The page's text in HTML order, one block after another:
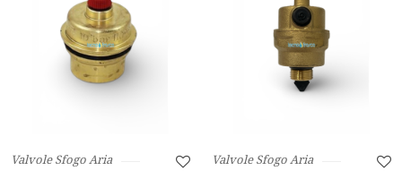
Valvole Sfogo Aria Valvole Sfogo Aria